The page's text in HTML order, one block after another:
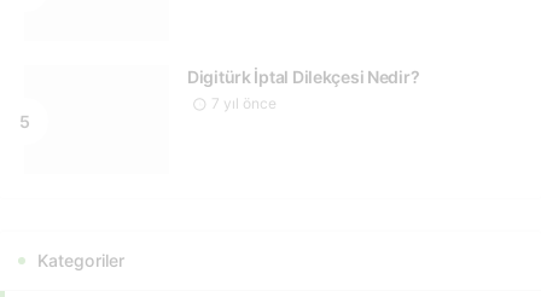
Digitürk İptal Dilekçesi Nedir?
7 yıl önce
Kategoriler